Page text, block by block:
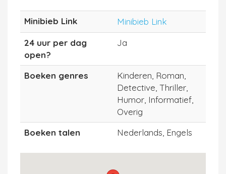
Minibieb Link
Minibieb Link
24 uur per dag
open?
Ja
Boeken genres
Kinderen, Roman,
Detective, Thriller,
Humor, Informatief,
Overig
Boeken talen
Nederlands, Engels